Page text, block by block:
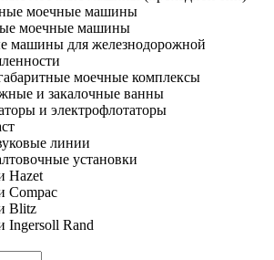
моечные машины
моечные машины
машины для железнодорожной
моечные комплексы
и закалочные ванны
и электрофлотаторы
линии
установки
Hazet
Compac
Blitz
Ingersoll Rand